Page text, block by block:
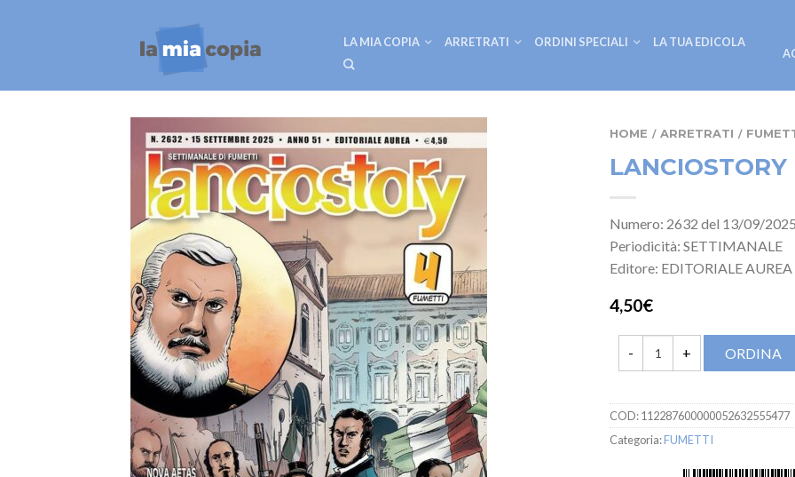
LA MIA COPIA ARRETRATI ORDINI SPECIALI
LA TUA EDICOLA
HOME / ARRETRATI /
LANCIOSTORY
Numero: 2632 del 13/09/2025
Periodicità: SETTIMANALE
Editore: EDITORIALE AUREA
4,50€
ORDINA
COD:112287600000052632555477
Categoria:FUMETTI